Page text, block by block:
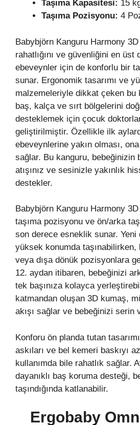
Taşıma Kapasitesi: 15
Taşıma Pozisyonu: 4
Babybjörn Kanguru Harmony
rahatlığını ve güvenliğini en üst
ebeveynler için de konforlu bir
sunar. Ergonomik tasarımı ve
malzemeleriyle dikkat çeken bu
baş, kalça ve sırt bölgelerini
desteklemek için çocuk
geliştirilmiştir. Özellikle ilk
ebeveynlerine yakın olması,
sağlar. Bu kanguru, bebeğinizin
atışınız ve sesinizle yakınlık
destekler.
Babybjörn Kanguru Harmony
taşıma pozisyonu ve ön/arka
son derece esneklik sunar. Yeni
yüksek konumda
veya dışa dönük pozisyonlara
12. aydan itibaren, bebeğinizi
tek başınıza kolayca
katmandan oluşan 3D kumaş,
akışı sağlar ve bebeğinizi serin
Konforu ön planda tutan
askıları ve bel kemeri baskıyı
kullanımda bile rahatlık sağlar.
dayanıklı baş koruma desteği,
taşındığında katlanabilir.
Ergobaby